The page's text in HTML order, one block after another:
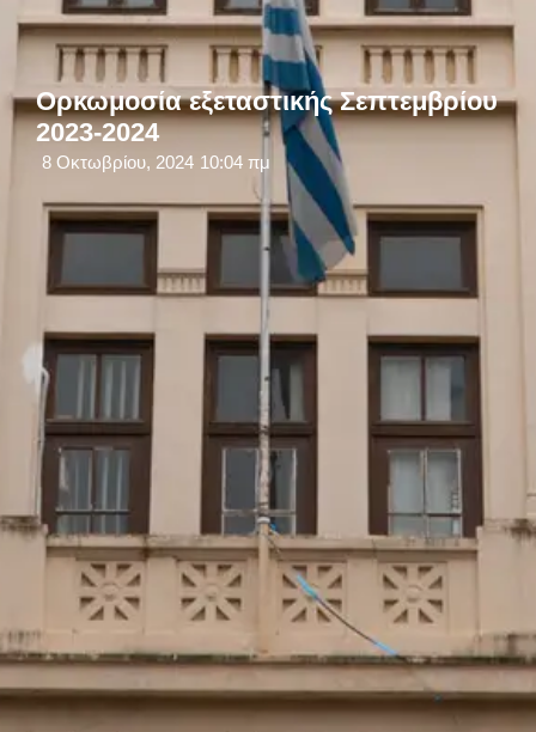
Ορκωμοσία εξεταστικής Σεπτεμβρίου
2023-2024
8 Οκτωβρίου, 2024 10:04 πμ